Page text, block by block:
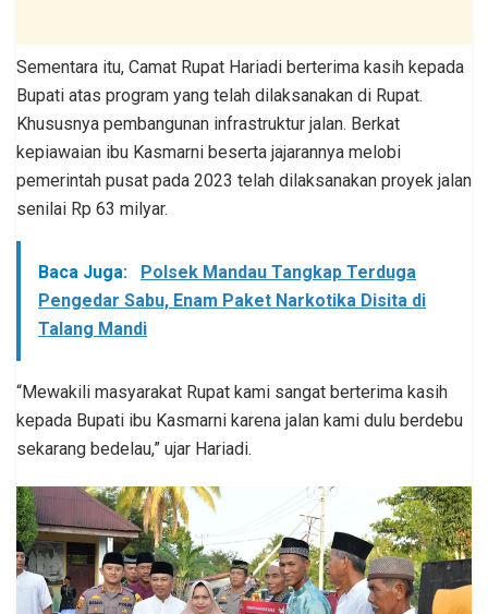
Sementara itu, Camat Rupat Hariadi berterima kasih kepada
Bupati atas program yang telah dilaksanakan di Rupat.
Khususnya pembangunan infrastruktur jalan. Berkat
kepiawaian ibu Kasmarni beserta jajarannya melobi
pemerintah pusat pada 2023 telah dilaksanakan proyek jalan
senilai Rp 63 milyar.
Baca Juga:
Polsek Mandau Tangkap Terduga
Pengedar Sabu, Enam Paket Narkotika Disita di
Talang Mandi
“Mewakili masyarakat Rupat kami sangat berterima kasih
kepada Bupati ibu Kasmarni karena jalan kami dulu berdebu
sekarang bedelau,” ujar Hariadi.